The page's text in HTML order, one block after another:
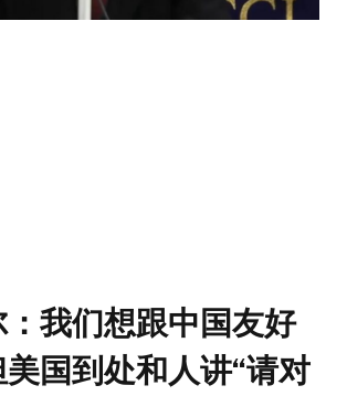
我们想跟中国友好
国到处和人讲“请对